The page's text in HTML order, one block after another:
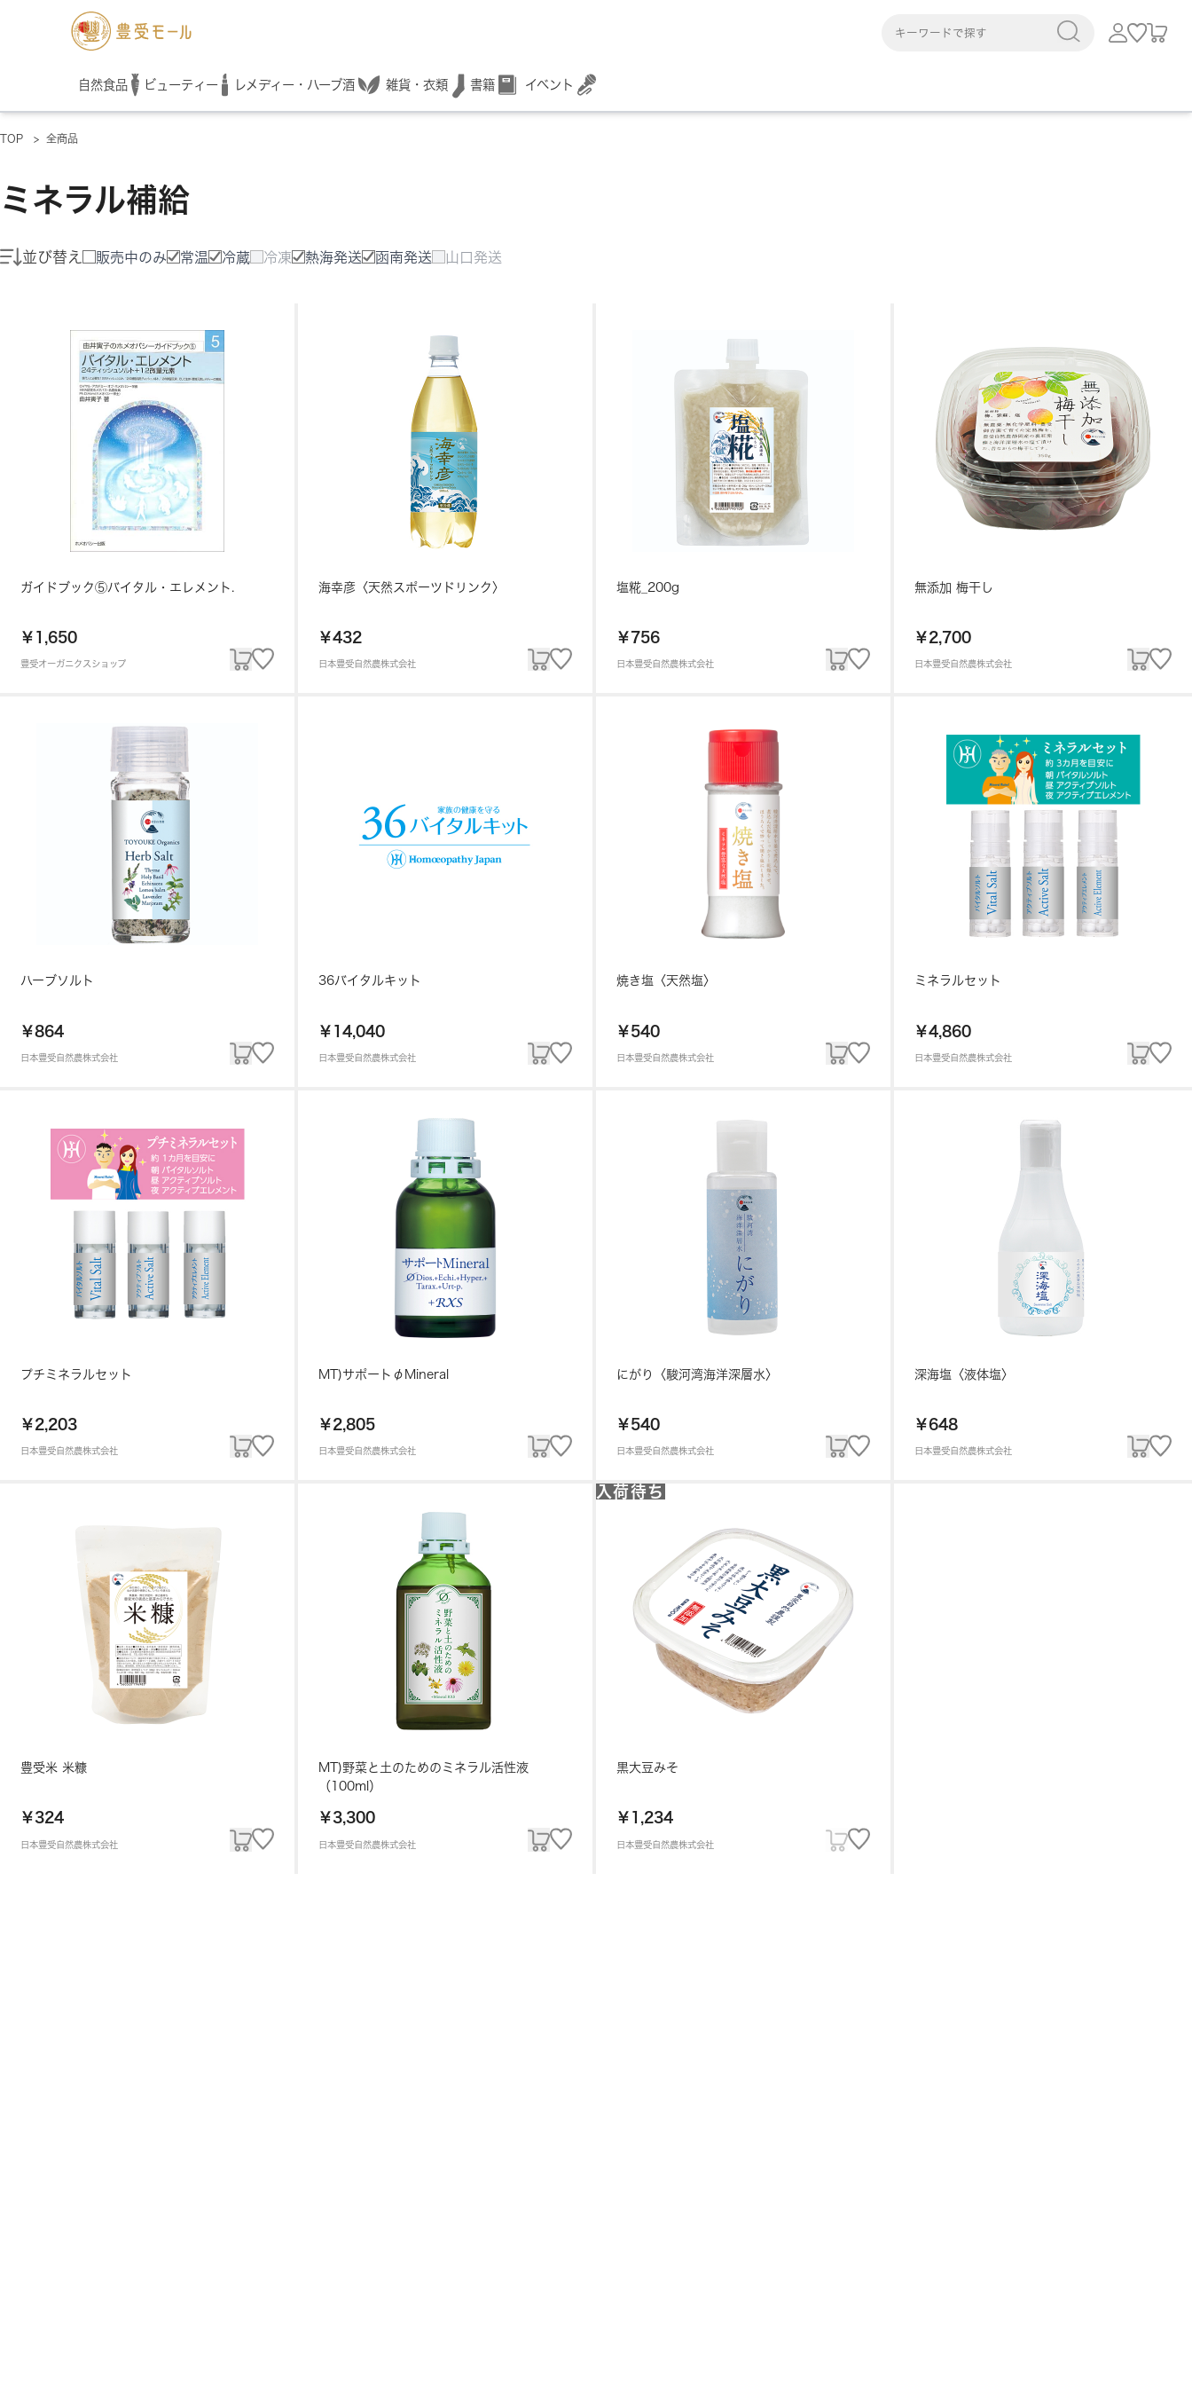
自然食品 ビューティー レメディー・ハーブ酒 雑貨・衣類 書籍 イベント
TOP > 全商品
ミネラル補給
並び替え 販売中のみ 常温 冷蔵 冷凍 熱海発送 函南発送 山口発送
ガイドブック⑤バイタル・エレメント.
￥1,650
豊受オーガニクスショップ
海幸彦〈天然スポーツドリンク〉
￥432
日本豊受自然農株式会社
塩糀_200g
￥756
日本豊受自然農株式会社
無添加 梅干し
￥2,700
日本豊受自然農株式会社
ハーブソルト
￥864
日本豊受自然農株式会社
36バイタルキット
￥14,040
日本豊受自然農株式会社
焼き塩〈天然塩〉
￥540
日本豊受自然農株式会社
ミネラルセット
￥4,860
日本豊受自然農株式会社
プチミネラルセット
￥2,203
日本豊受自然農株式会社
MT)サポートφMineral
￥2,805
日本豊受自然農株式会社
にがり〈駿河湾海洋深層水〉
￥540
日本豊受自然農株式会社
深海塩〈液体塩〉
￥648
日本豊受自然農株式会社
豊受米 米糠
￥324
日本豊受自然農株式会社
MT)野菜と土のためのミネラル活性液
（100ml）
￥3,300
日本豊受自然農株式会社
入荷待ち
黒大豆みそ
￥1,234
日本豊受自然農株式会社